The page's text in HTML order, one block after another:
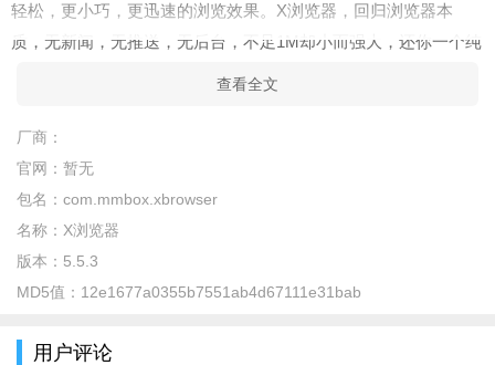
轻松，更小巧，更迅速的浏览效果。X浏览器，回归浏览器本
质，无新闻，无推送，无后台，不足1M却小而强大，还你一个纯
2，强悍的广告阻拦，标识广告可能干掉你不喜爱的所有广
告，去除不了你打我
3，内置即时翻译,即时词典，浏览英文更便当
5，只请求6个必要的权限，他很保险不会窃取你的隐衷
查看全文
厂商：
官网： 暂无
包名： com.mmbox.xbrowser
名称： X浏览器
版本： 5.5.3
MD5值： 12e1677a0355b7551ab4d67111e31bab
用户评论